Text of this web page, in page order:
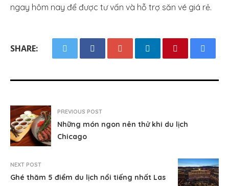
ngay hôm nay để được tư vấn và hỗ trợ săn vé giá rẻ.
SHARE:
PREVIOUS POST
Những món ngon nên thử khi du lịch
Chicago
NEXT POST
Ghé thăm 5 điểm du lịch nổi tiếng nhất Las